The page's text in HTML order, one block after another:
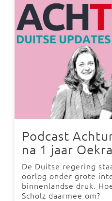
Podcast
na 1 jaar
De Duitse regering
oorlog onder grote
binnenlandse druk.
Scholz daarmee om?